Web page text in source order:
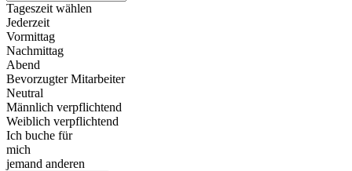
Tageszeit wählen
Jederzeit
Vormittag
Nachmittag
Abend
Bevorzugter Mitarbeiter
Neutral
Männlich verpflichtend
Weiblich verpflichtend
Ich buche für
mich
jemand anderen